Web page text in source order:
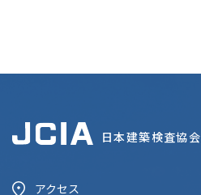
日本建築検査協会
アクセス